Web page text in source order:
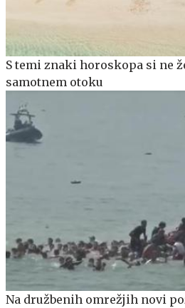
S temi znaki horoskopa si ne
samotnem otoku
Na družbenih omrežjih novi